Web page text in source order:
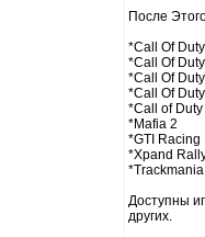
После
*Call Of Duty
*Call Of
*Call Of
*Call Of
*Call of
*Mafia 2
*GTI Racing
*Xpand
Доступны
других.